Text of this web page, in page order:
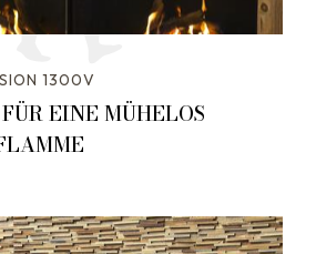
1300V
EINE MÜHELOS